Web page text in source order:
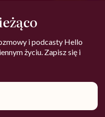
i podcasty Hello
życiu. Zapisz się i